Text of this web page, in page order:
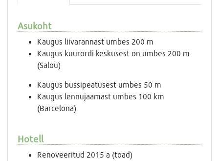
Asukoht
Kaugus liivarannast umbes 200 m
Kaugus kuurordi keskusest on umbes 200 m
(Salou)
Kaugus bussipeatusest umbes 50 m
Kaugus lennujaamast umbes 100 km
(Barcelona)
Hotell
Renoveeritud 2015 a (toad)